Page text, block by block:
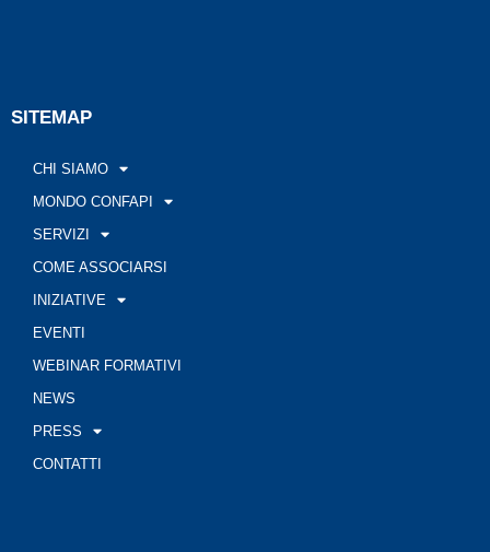
SITEMAP
CHI SIAMO
MONDO CONFAPI
SERVIZI
COME ASSOCIARSI
INIZIATIVE
EVENTI
WEBINAR FORMATIVI
NEWS
PRESS
CONTATTI